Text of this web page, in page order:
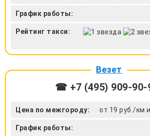
График работы:
Рейтинг такси:
Везет
☎ +7 (495) 909-90-
Цена по межгороду: от 19 руб./км
График работы: